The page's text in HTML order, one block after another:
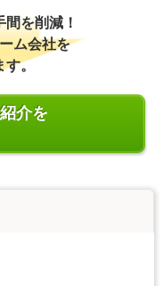
を削減！
ム会社を
。
介を